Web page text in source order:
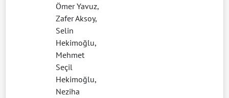
Ömer Yavuz,
Zafer Aksoy,
Selin
Hekimoğlu,
Mehmet
Seçil
Hekimoğlu,
Neziha